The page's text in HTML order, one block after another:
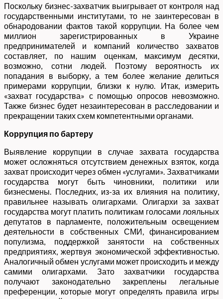
Поскольку бизнес-захватчик выигрывает от контроля над
государственными институтами, то не заинтересован в
обнародовании фактов такой коррупции. На более чем
миллион зарегистрированных в Украине
предпринимателей и компаний количество захватов
составляет, по нашим оценкам, максимум десятки,
возможно, сотни людей. Поэтому вероятность их
попадания в выборку, а тем более желание делиться
примерами коррупции, близки к нулю. Итак, измерить
«захват государства» с помощью опросов невозможно.
Также бизнес будет незаинтересован в расследовании и
прекращении таких схем компетентными органами.
Коррупция по бартеру
Выявление коррупции в случае захвата государства
может осложняться отсутствием денежных взяток, когда
захват происходит через обмен «услугами». Захватчиками
государства могут быть чиновники, политики или
бизнесмены. Последних, из-за их влияния на политику,
правильнее называть олигархами. Олигархи за захват
государства могут платить политикам голосами лояльных
депутатов в парламенте, положительным освещением
деятельности в собственных СМИ, финансированием
популизма, поддержкой занятости на собственных
предприятиях, жертвуя экономической эффективностью.
Аналогичный обмен услугами может происходить и между
самими олигархами. Зато захватчики государства
получают законодательно закреплены легальные
преференции, которые могут определять правила игры